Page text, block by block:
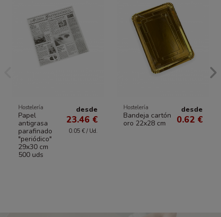
Hostelería
Papel
antigrasa
parafinado
"periódico"
29x30 cm
500 uds
desde
23.46 €
0.05 € / Ud.
Hostelería
Bandeja cartón
oro 22x28 cm
desde
0.62 €